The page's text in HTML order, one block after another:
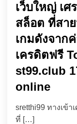
เว็บใหญ่ เศ
สล็อต ที่สา
เกมดังจาก
เครดิตฟรี
st99.club
online
sretthi99 ทางเข้
ที่ […]